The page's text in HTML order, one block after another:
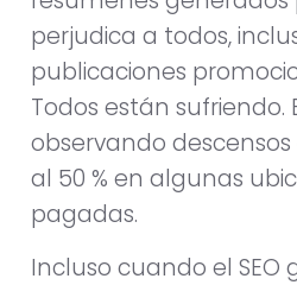
perjudica a todos,
publicaciones
Todos están sufriendo.
observando descensos
al 50 % en algunas
pagadas.
Incluso cuando el SEO